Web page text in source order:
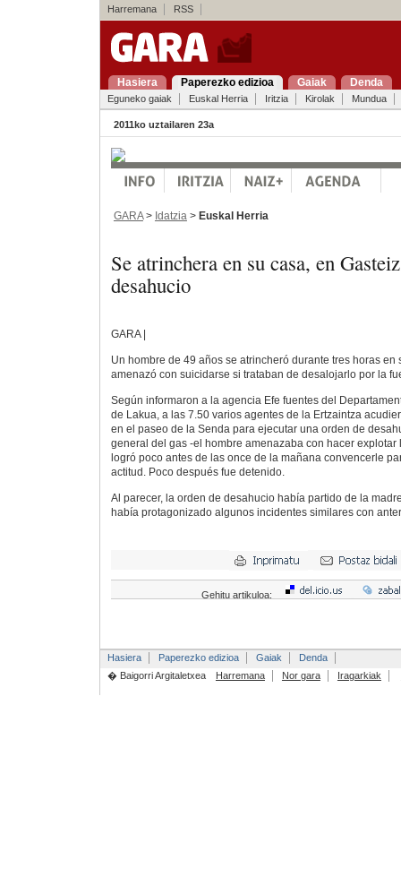
Harremana RSS
Hasiera Paperezko edizioa Gaiak Denda
Eguneko gaiak Euskal Herria Iritzia Kirolak Mundua
2011ko uztailaren 23a
GARA> Idatzia > Euskal Herria
Se atrinchera en su casa, en
desahucio
GARA |
Un hombre de 49 años se atrincheró durante tres horas en
amenazó con suicidarse si trataban de desalojarlo por la
Según informaron a la agencia Efe fuentes del
de Lakua, a las 7.50 varios agentes de la Ertzaintza
en el paseo de la Senda para ejecutar una orden de
general del gas -el hombre amenazaba con hacer explotar
logró poco antes de las once de la mañana convencerle
actitud. Poco después fue detenido.
Al parecer, la orden de desahucio había partido de la
había protagonizado algunos incidentes similares con
Gehitu artikuloa:
Hasiera Paperezko edizioa Gaiak
Denda
� Baigorri Argitaletxea
Harremana Nor gara Iragarkiak